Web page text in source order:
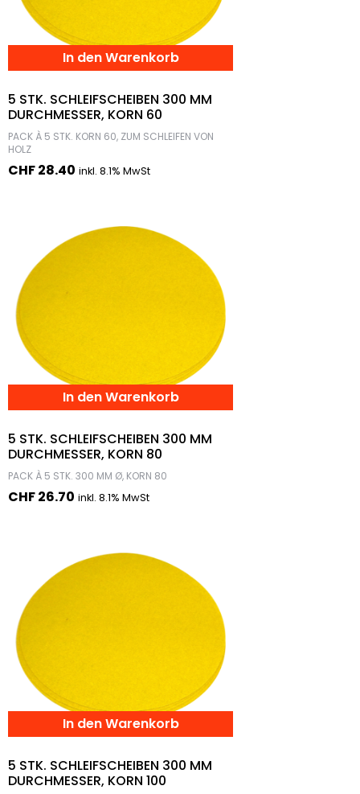
In den Warenkorb
5 STK. SCHLEIFSCHEIBEN 300 MM
DURCHMESSER, KORN 60
PACK À 5 STK. KORN 60, ZUM SCHLEIFEN VON
HOLZ
CHF28.40 inkl. 8.1% MwSt
In den Warenkorb
5 STK. SCHLEIFSCHEIBEN 300 MM
DURCHMESSER, KORN 80
PACK À 5 STK. 300 MM Ø, KORN 80
CHF26.70 inkl. 8.1% MwSt
In den Warenkorb
5 STK. SCHLEIFSCHEIBEN 300 MM
DURCHMESSER, KORN 100